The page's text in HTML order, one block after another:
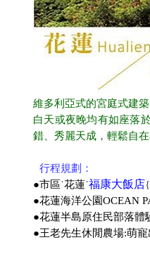
維多利亞式的宮庭式建
白天或夜晚均有如座落
錯、秀麗天成，輕鬆自
行程規劃：
●市區˙花蓮˙福康大飯店
●花蓮海洋公園OCEAN
●花蓮半島原住民部落體
●王老先生休閒農場:萌